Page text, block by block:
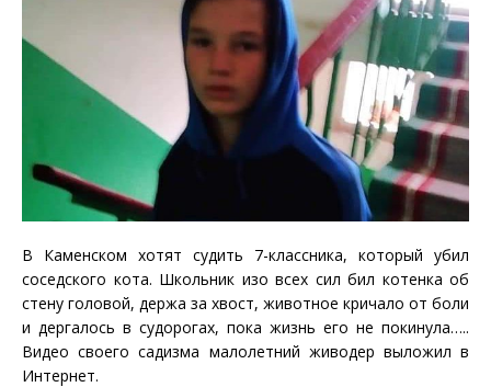
В Каменском хотят судить 7-классника, который убил
соседского кота. Школьник изо всех сил бил котенка об
стену головой, держа за хвост, животное кричало от боли
и дергалось в судорогах, пока жизнь его не покинула…..
Видео своего садизма малолетний живодер выложил в
Интернет.